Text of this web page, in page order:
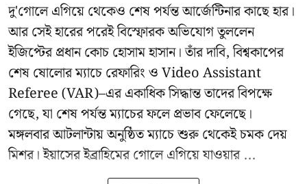
দু'গোলে এগিয়ে থেকেও শেষ পর্যন্ত আর্জেন্টিনার কাছে হার।
আর সেই হারের পরেই বিস্ফোরক অভিযোগ তুললেন
ইজিপ্টের প্রধান কোচ হোসাম হাসান। তাঁর দাবি, বিশ্বকাপের
শেষ ষোলোর ম্যাচে রেফারিং ও Video Assistant
Referee (VAR)–এর একাধিক সিদ্ধান্ত তাদের বিপক্ষে
গেছে, যা শেষ পর্যন্ত ম্যাচের ফলে প্রভাব ফেলেছে।
মঙ্গলবার আটলান্টায় অনুষ্ঠিত ম্যাচে শুরু থেকেই চমক দেয়
মিশর। ইয়াসের ইব্রাহিমের গোলে এগিয়ে যাওয়ার ...